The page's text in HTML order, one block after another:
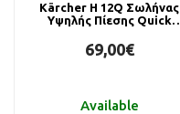
Kärcher H 12Q Σωλήνας
Υψηλής Πίεσης Quick
69,00€
Available